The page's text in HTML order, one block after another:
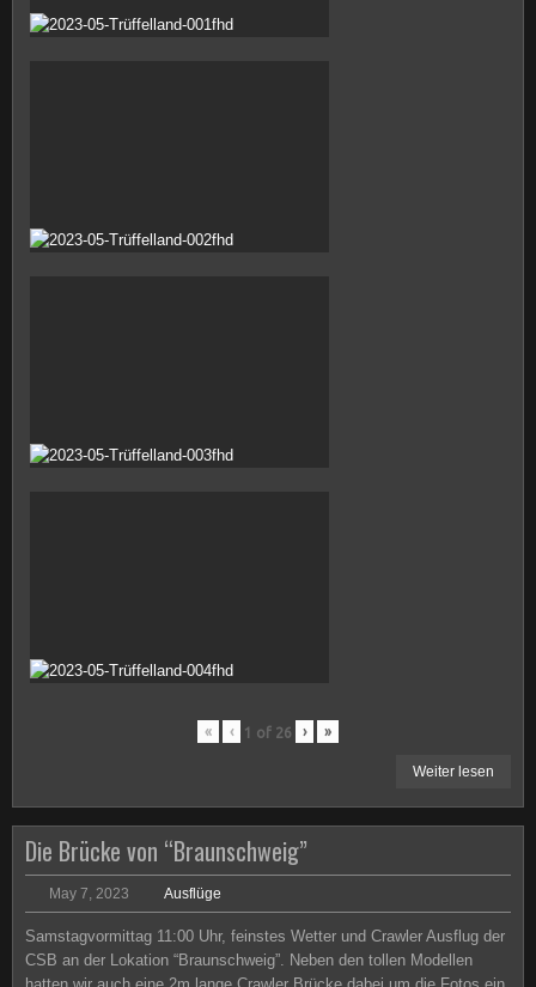
« ‹ 1 of 26 › »
Weiter lesen
Die Brücke von “Braunschweig”
May 7, 2023 Ausflüge
Samstagvormittag 11:00 Uhr, feinstes Wetter und Crawler Ausflug der
CSB an der Lokation “Braunschweig”. Neben den tollen Modellen